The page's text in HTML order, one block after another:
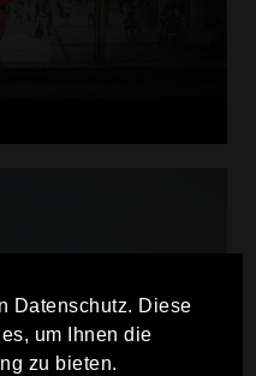
Datenschutz. Diese
um Ihnen die
zu bieten.